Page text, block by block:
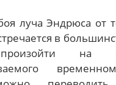
луча Эндрюса от
в
на